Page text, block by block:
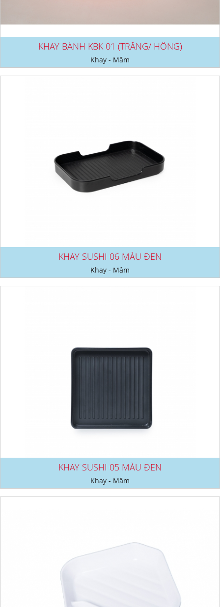
KHAY BÁNH KBK 01 (TRẮNG/ HỒNG)
Khay - Mâm
KHAY SUSHI 06 MÀU ĐEN
Khay - Mâm
KHAY SUSHI 05 MÀU ĐEN
Khay - Mâm